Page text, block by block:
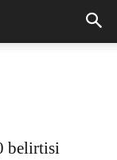
belirtisi